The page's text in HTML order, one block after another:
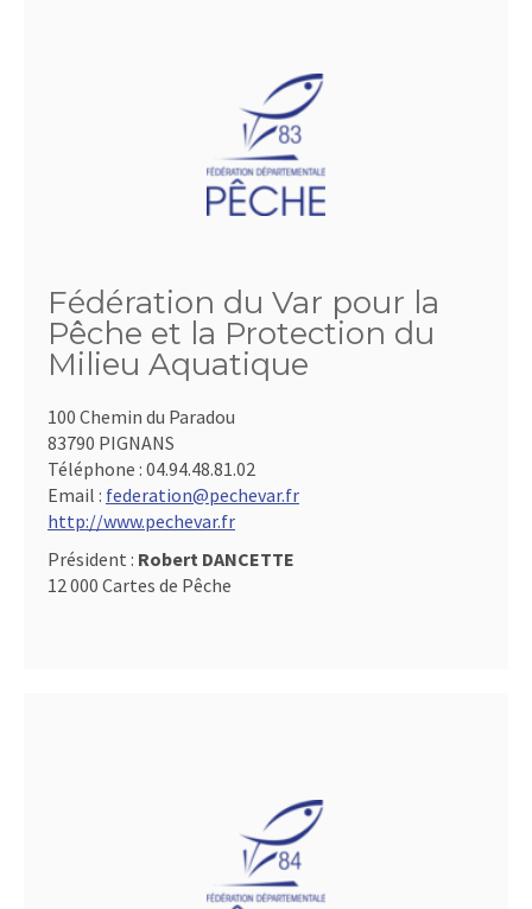
Fédération du Var pour la
Pêche et la Protection du
Milieu Aquatique
100 Chemin du Paradou
83790 PIGNANS
Téléphone : 04.94.48.81.02
Email : federation@pechevar.fr
http://www.pechevar.fr
Président : Robert DANCETTE
12 000 Cartes de Pêche